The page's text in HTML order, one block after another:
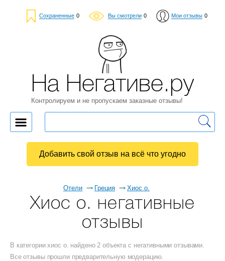
Сохраненные 0 Вы смотрели 0 Мои отзывы 0
Отели Греция Хиос о.
Хиос о. негативные
отзывы
В категории хиос о. найдено 2 объекта с негативными отзывами.
Все отзывы прошли предварительную модерацию.
На Негативе.ру
Контролируем и не пропускаем заказные отзывы!
Добавить свой отзыв на всё что угодно